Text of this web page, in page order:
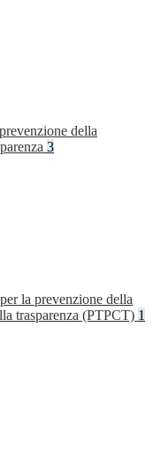
della
3
la prevenzione della
trasparenza (PTPCT) 1